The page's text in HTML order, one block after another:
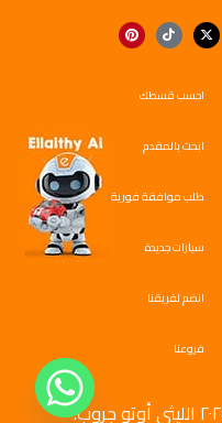
احسب قسطك
ابحث بالمقدم
طلب موافقة فورية
سيارات جديدة
انضم لفريقنا
فروعنا